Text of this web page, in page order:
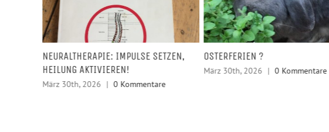
NEURALTHERAPIE: IMPULSE SETZEN,
HEILUNG AKTIVIEREN!
März 30th, 2026 | 0 Kommentare
OSTERFERIEN ?
März 30th, 2026 | 0 Kommentare